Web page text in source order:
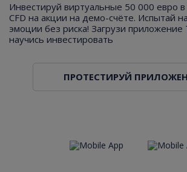
Инвестируй виртуальные 50 000 евро в
CFD на акции на демо-счёте. Испытай
эмоции без риска! Загрузи приложение
научись инвестировать
ПРОТЕСТИРУЙ